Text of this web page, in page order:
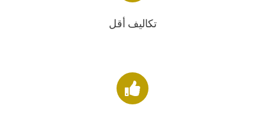
تكاليف أقل